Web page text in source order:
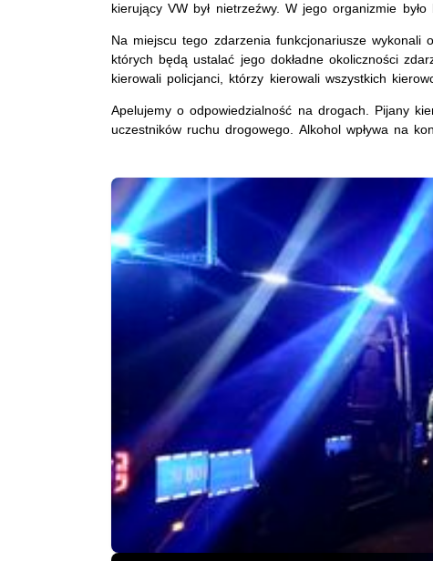
kierujący VW był nietrzeźwy. W jego organizmie
Na miejscu tego zdarzenia funkcjonariusze wykonali
których będą ustalać jego dokładne okoliczności
kierowali policjanci, którzy kierowali wszystkich
Apelujemy o odpowiedzialność na drogach. Pijany
uczestników ruchu drogowego. Alkohol wpływa na